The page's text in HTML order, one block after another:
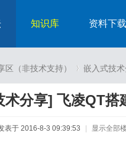
知识库 资料下载
（非技术支持） 嵌入式技
术分享] 飞凌QT搭
表于 2016-8-3 09:39:53 显示全部